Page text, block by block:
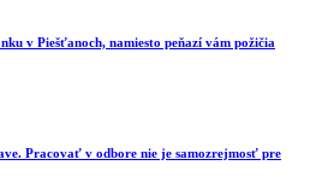
v Piešťanoch, namiesto peňazí vám požičia
Pracovať v odbore nie je samozrejmosť pre